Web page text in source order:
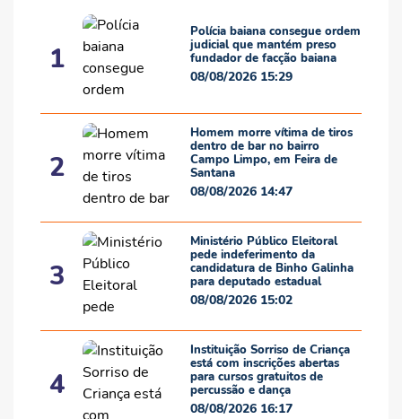
1
Polícia baiana consegue ordem
judicial que mantém preso
fundador de facção baiana
08/08/2026 15:29
2
Homem morre vítima de tiros
dentro de bar no bairro
Campo Limpo, em Feira de
Santana
08/08/2026 14:47
3
Ministério Público Eleitoral
pede indeferimento da
candidatura de Binho Galinha
para deputado estadual
08/08/2026 15:02
4
Instituição Sorriso de Criança
está com inscrições abertas
para cursos gratuitos de
percussão e dança
08/08/2026 16:17